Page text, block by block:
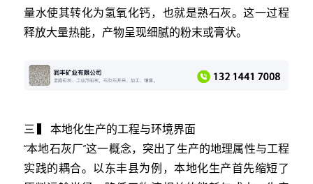
量水使其转化为氢氧化钙，也就是熟石灰。这一过程
释放大量热能，产物呈现细腻的粉末或膏状。
三 ▍ 本地化生产的工程与环境界面
“本地石灰厂”这一概念，突出了生产的地理属性与工程
实践的耦合。以东丰县为例，本地化生产首先缩短了